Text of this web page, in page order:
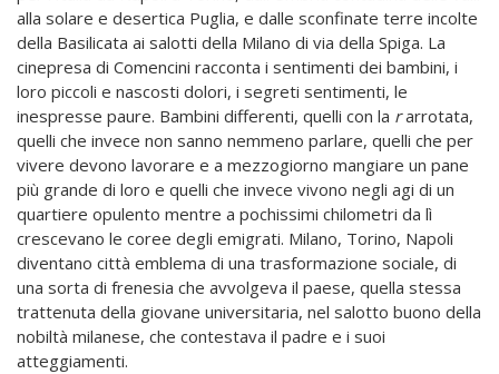
alla solare e desertica Puglia, e dalle sconfinate terre incolte
della Basilicata ai salotti della Milano di via della Spiga. La
cinepresa di Comencini racconta i sentimenti dei bambini, i
loro piccoli e nascosti dolori, i segreti sentimenti, le
inespresse paure. Bambini differenti, quelli con la rarrotata,
quelli che invece non sanno nemmeno parlare, quelli che per
vivere devono lavorare e a mezzogiorno mangiare un pane
più grande di loro e quelli che invece vivono negli agi di un
quartiere opulento mentre a pochissimi chilometri da lì
crescevano le coree degli emigrati. Milano, Torino, Napoli
diventano città emblema di una trasformazione sociale, di
una sorta di frenesia che avvolgeva il paese, quella stessa
trattenuta della giovane universitaria, nel salotto buono della
nobiltà milanese, che contestava il padre e i suoi
atteggiamenti.